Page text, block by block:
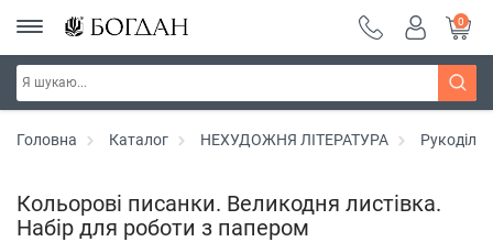
0
Головна Каталог НЕХУДОЖНЯ ЛІТЕРАТУРА Рукоділля
Кольорові писанки. Великодня листівка.
Набір для роботи з папером